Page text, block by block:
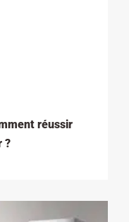
réussir
?